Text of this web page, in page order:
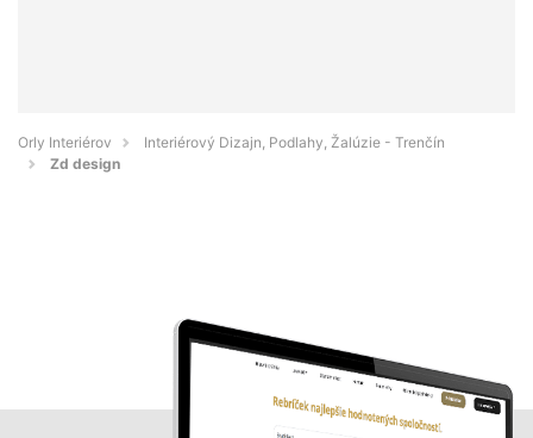
Orly Interiérov
Interiérový Dizajn, Podlahy, Žalúzie - Trenčín
Zd design